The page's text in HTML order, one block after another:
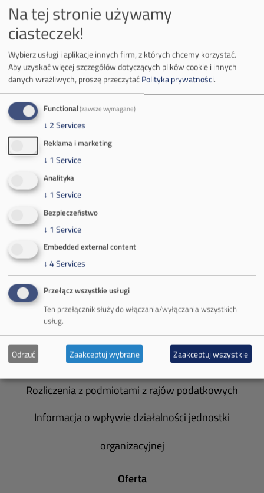
Kontakt dla mediów:
mail:media@pkw-sa.pl
tel.:+48 32 618 56 02
(poniedziałek-piątek 7:00-15:00)
Spółka Południowy Koncern Węglowy
Zakład Górniczy Brzeszcze
Zakład Górniczy Janina
Zakład Górniczy Sobieski
Galeria zdjęć
Informacja o realizowanej strategii podatkowej
Rozliczenia z podmiotami z rajów podatkowych
Informacja o wpływie działalności jednostki
organizacyjnej
Oferta
Na tej stronie używamy
ciasteczek!
Wybierz usługi i aplikacje innych firm, z których chcemy korzystać.
Aby uzyskać więcej szczegółów dotyczących plików cookie i innych
danych wrażliwych, proszę przeczytaćPolityka prywatności.
Functional(zawsze wymagane)
↓ 2Services
Reklama i marketing
↓ 1 Service
Analityka
↓ 1 Service
Bezpieczeństwo
↓ 1 Service
Embedded external content
↓ 4Services
Przełącz wszystkie usługi
Ten przełącznik służy do włączania/wyłączania wszystkich
usług.
Odrzuć Zaakceptuj wybrane Zaakceptuj wszystkie